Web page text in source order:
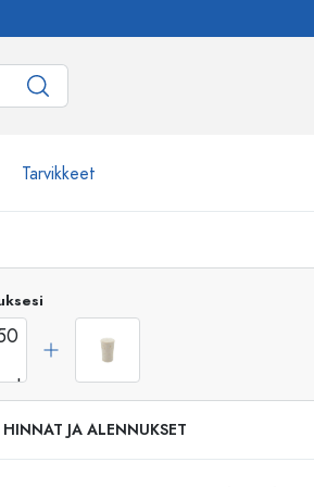
Tarvikkeet
Lasipurkit
HINNAT JA ALENNUKSET